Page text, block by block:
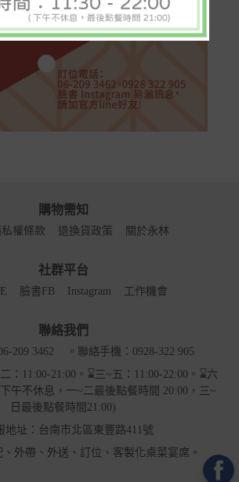
購物需知
權條款 退換貨政策 關於永林
社群平台
臉書FB Instagram 工作機會
聯絡我們
209 3462
。聯絡手機：0928-322 905
：11:00-21:00。⌛三~五：11:00-22:00。⌛六
午不休息，一~二最後點餐時間 20:00，三~
日最後點餐時間21:00)
地址：台南市北區東豐路411號
外帶、外送、訂位、客製化桌菜宴席。